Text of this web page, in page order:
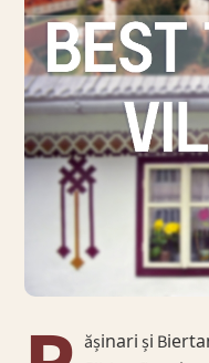
ășinari și